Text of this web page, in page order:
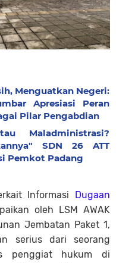
Menguatkan Negeri:
Apresiasi Peran
Pilar Pengabdian
Maladministrasi?
SDN 26 ATT
Pemkot Padang
Informasi Dugaan
oleh LSM AWAK
Jembatan Paket 1,
serius dari seorang
penggiat hukum di